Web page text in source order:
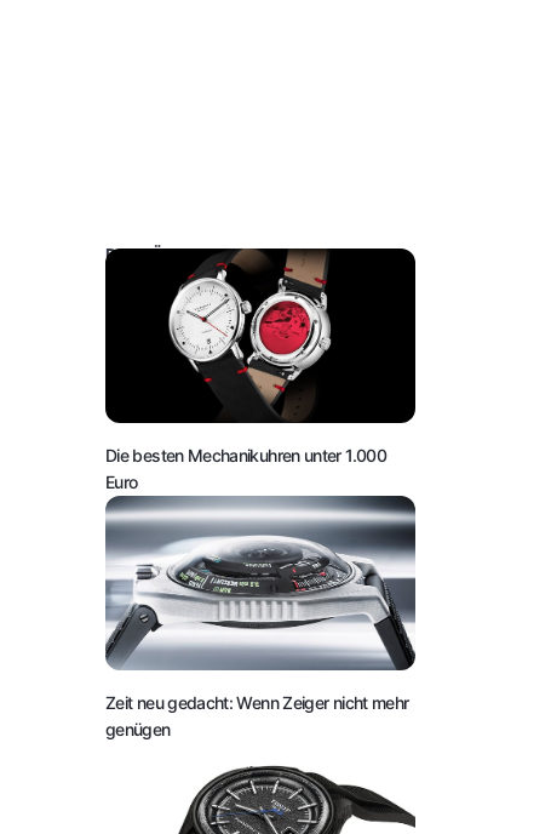
DAS KÖNNTE SIE AUCH INTERESSIEREN:
Die besten Mechanikuhren unter 1.000
Euro
Zeit neu gedacht: Wenn Zeiger nicht mehr
genügen